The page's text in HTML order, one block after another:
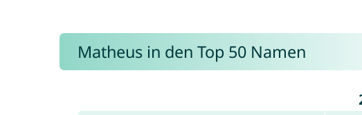
Matheus in den Top 50 Namen